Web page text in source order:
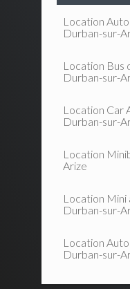
Location
Durban-sur-
Location Bus
Durban-sur-
Location Car
Durban-sur-
Location
Arize
Location Mini
Durban-sur-
Location
Durban-sur-